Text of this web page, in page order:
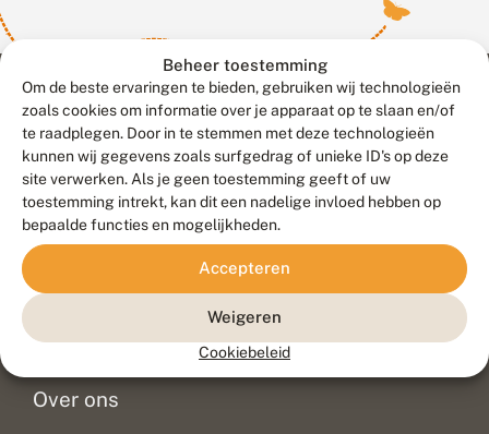
Beheer toestemming
Om de beste ervaringen te bieden, gebruiken wij technologieën
zoals cookies om informatie over je apparaat op te slaan en/of
te raadplegen. Door in te stemmen met deze technologieën
kunnen wij gegevens zoals surfgedrag of unieke ID's op deze
site verwerken. Als je geen toestemming geeft of uw
toestemming intrekt, kan dit een nadelige invloed hebben op
bepaalde functies en mogelijkheden.
Accepteren
Weigeren
Cookiebeleid
Contact
Veelgestelde vragen
Doneer
Over ons
Meld waarnemingen© 2026 Vlinderstichting
Duurzaam ontwikkeld door
Go2People
, ontworpen door
Blue Field Agency
Privacy
Disclaimer
Sitemap